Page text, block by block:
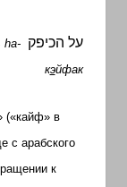
על הכיפק hа-
кэйфак
(«кайф» в
с арабского
к